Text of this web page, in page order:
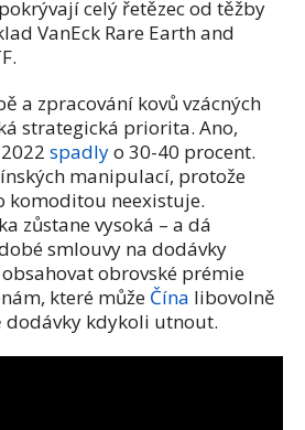
celý řetězec od těžby
VanEck Rare Earth and
a zpracování kovů vzácných
strategická priorita. Ano,
spadlyo 30-40 procent.
manipulací, protože
komoditou neexistuje.
zůstane vysoká – a dá
smlouvy na dodávky
obrovské prémie
které může Čína libovolně
kdykoli utnout.